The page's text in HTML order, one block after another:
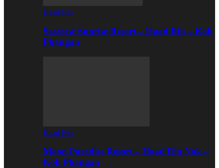
Haad Rin
Seaview Sunrise Resort – Haad Rin – Koh
Phangan
Haad Rin
Moon Paradise Resort – Haad Rin Nok –
Koh Phangan